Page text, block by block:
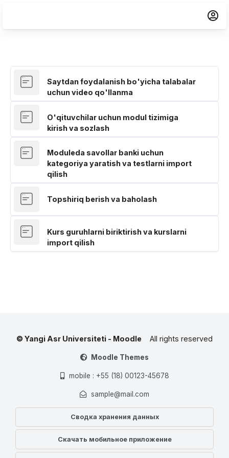
Saytdan foydalanish bo'yicha talabalar
uchun video qo'llanma
Страница
O'qituvchilar uchun modul tizimiga
kirish va sozlash
Страница
Moduleda savollar banki uchun
kategoriya yaratish va testlarni import
qilish
Страница
Topshiriq berish va baholash
Страница
Kurs guruhlarni biriktirish va kurslarni
import qilish
Страница
© Yangi Asr Universiteti - Moodle All rights reserved
Moodle Themes
mobile : +55 (18) 00123-45678
sample@mail.com
Сводка хранения данных
Скачать мобильное приложение